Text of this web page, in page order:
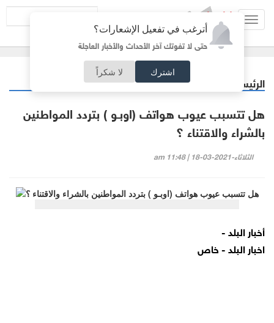
أترغب في تفعيل الإشعارات؟
حتى لا تفوتك آخر الأحداث والأخبار العاجلة
اشترك لا شكراً
الرئيسية ملفات ساخنة
هل تتسبب عيوب هواتف (اوبـو ) بتردد المواطنين
بالشراء والاقتناء ؟
الثلاثاء-2021-03-18 | 11:48 am
أخبار البلد -
اخبار البلد - خاص